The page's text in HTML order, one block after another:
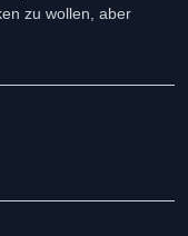
zu wollen, aber